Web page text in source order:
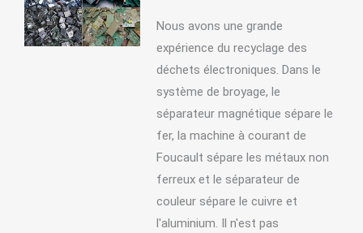
Nous avons une grande
expérience du recyclage des
déchets électroniques. Dans le
système de broyage, le
séparateur magnétique sépare le
fer, la machine à courant de
Foucault sépare les métaux non
ferreux et le séparateur de
couleur sépare le cuivre et
l'aluminium. Il n'est pas